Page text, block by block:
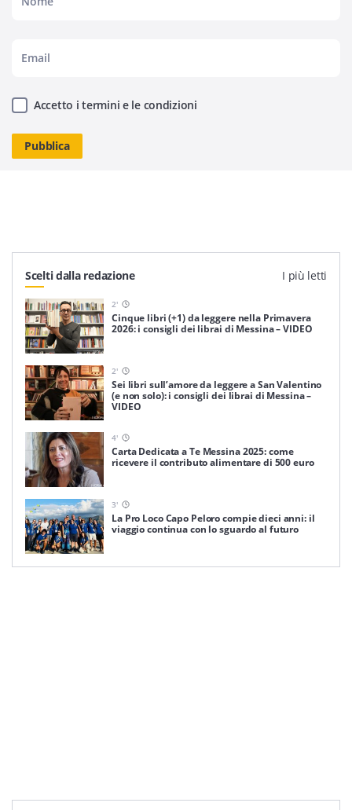
Accetto i termini e le condizioni
Scelti dalla redazione I più letti
2'
Cinque libri (+1) da leggere nella Primavera
2026: i consigli dei librai di Messina – VIDEO
2'
Sei libri sull’amore da leggere a San Valentino
(e non solo): i consigli dei librai di Messina –
VIDEO
4'
Carta Dedicata a Te Messina 2025: come
ricevere il contributo alimentare di 500 euro
3'
La Pro Loco Capo Peloro compie dieci anni: il
viaggio continua con lo sguardo al futuro